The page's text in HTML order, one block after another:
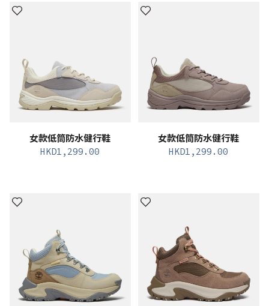
女款低筒防水健行鞋
HKD1,299.00
女款低筒防水健行鞋
HKD1,299.00